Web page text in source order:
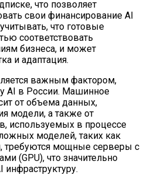
что позволяет
свои финансирование AI
что готовые
соответствовать
бизнеса, и может
и адаптация.
важным фактором,
AI в России. Машинное
от объема данных,
модели, а также от
используемых в процессе
моделей, таких как
требуются мощные серверы с
(GPU), что значительно
инфраструктуру.